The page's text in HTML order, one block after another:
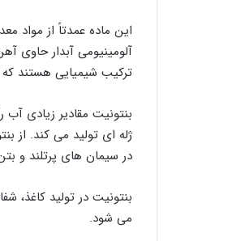
این ماده عمدتاً از
آلومینیومی آبدار حاوی
ترکیب شیمیایی هستند
بنتونیت مقادیر زیادی
ژله ای تولید می کند. از
در سیمان های پرتلند و
بنتونیت در تولید کاغذ،
می شود.